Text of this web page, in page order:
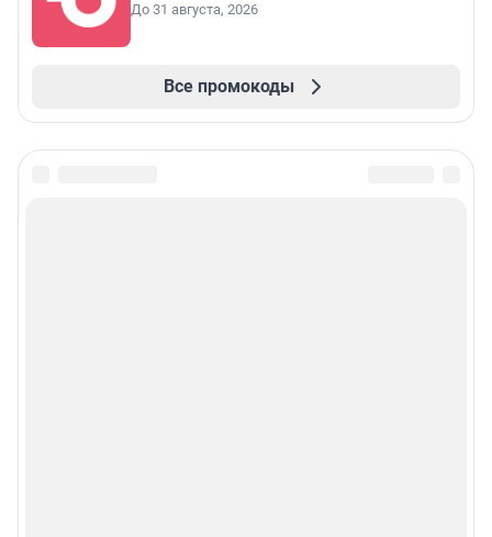
До 31 августа, 2026
Все промокоды